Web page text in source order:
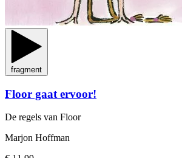
fragment
Floor gaat ervoor!
De regels van Floor
Marjon Hoffman